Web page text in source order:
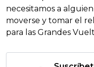
necesitamos a
moverse y tomar el
para las Grandes